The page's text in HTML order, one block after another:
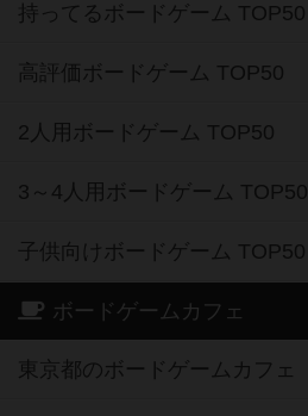
持ってるボードゲーム TOP50
高評価ボードゲーム TOP50
2人用ボードゲーム TOP50
3～4人用ボードゲーム TOP50
子供向けボードゲーム TOP50
ボードゲームカフェ
東京都のボードゲームカフェ